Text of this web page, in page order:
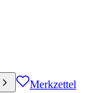
Merkzettel